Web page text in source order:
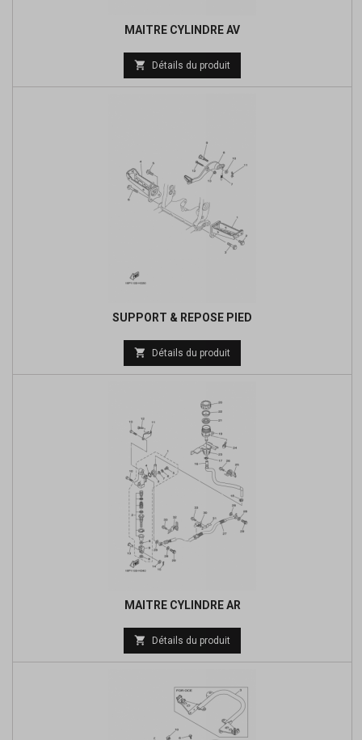
MAITRE CYLINDRE AV
Prix
de
 Détails du produit
SUPPORT & REPOSE PIED
Prix
de
 Détails du produit
MAITRE CYLINDRE AR
Prix
de
 Détails du produit